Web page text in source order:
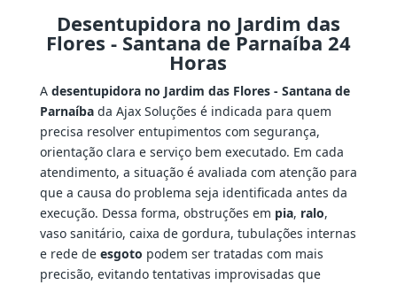
Desentupidora no Jardim das
Flores - Santana de Parnaíba 24
Horas
A desentupidora no Jardim das Flores - Santana de
Parnaíbada Ajax Soluções é indicada para quem
precisa resolver entupimentos com segurança,
orientação clara e serviço bem executado. Em cada
atendimento, a situação é avaliada com atenção para
que a causa do problema seja identificada antes da
execução. Dessa forma, obstruções em pia, ralo,
vaso sanitário, caixa de gordura, tubulações internas
e rede de esgoto podem ser tratadas com mais
precisão, evitando tentativas improvisadas que